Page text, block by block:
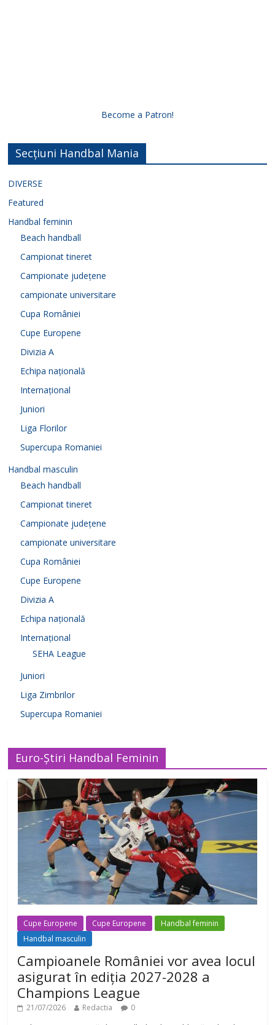
Become a Patron!
Secțiuni Handbal Mania
DIVERSE
Featured
Handbal feminin
Beach handball
Campionat tineret
Campionate județene
campionate universitare
Cupa României
Cupe Europene
Divizia A
Echipa națională
Internațional
Juniori
Liga Florilor
Supercupa Romaniei
Handbal masculin
Beach handball
Campionat tineret
Campionate județene
campionate universitare
Cupa României
Cupe Europene
Divizia A
Echipa națională
Internațional
SEHA League
Juniori
Liga Zimbrilor
Supercupa Romaniei
Euro-Știri Handbal Feminin
Cupe Europene Cupe Europene
Handbal feminin
Handbal masculin
Campioanele României vor avea locul
asigurat în ediția 2027-2028 a
Champions League
21/07/2026 Redactia 0